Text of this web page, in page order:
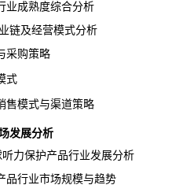
熟度综合分析
及经营模式分析
购策略
式
式与渠道策略
发展分析
力保护产品行业发展分析
业市场规模与趋势